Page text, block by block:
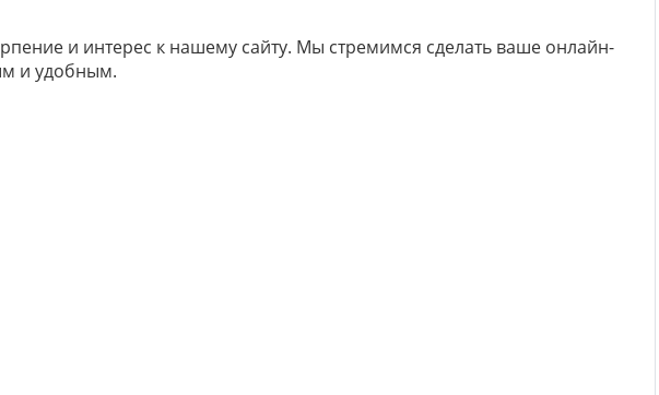
и интерес к нашему сайту. Мы стремимся сделать ваше онлайн-
и удобным.